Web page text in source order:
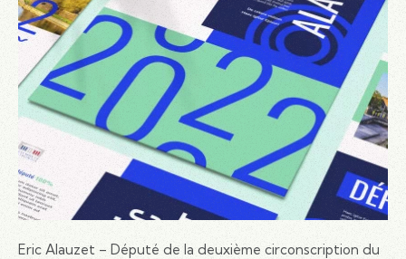
Eric Alauzet – Député de la deuxième circonscription du